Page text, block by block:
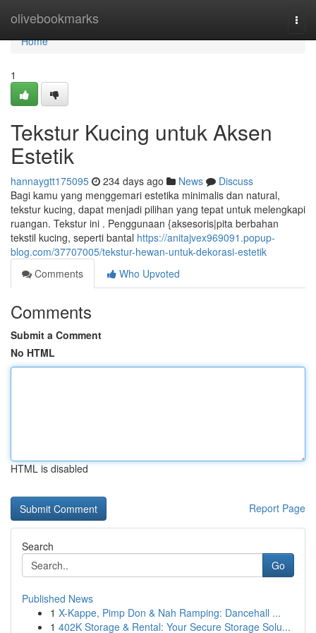
olivebookmarks
Home
Home
1
Tekstur Kucing untuk Aksen
Estetik
hannaygtt175095 234 days ago News
Discuss
Bagi kamu yang menggemari estetika minimalis dan natural,
tekstur kucing, dapat menjadi pilihan yang tepat untuk melengkapi
ruangan. Tekstur ini . Penggunaan {aksesoris|pita berbahan
tekstil kucing, seperti bantal https://anitajvex969091.popup-
blog.com/37707005/tekstur-hewan-untuk-dekorasi-estetik
Comments
Who Upvoted
Comments
Submit a Comment
No HTML
HTML is disabled
Report Page
Search
Go
Published News
1 X-Kappe, Pimp Don & Nah Ramping: Dancehall ...
1 402K Storage & Rental: Your Secure Storage Solu...